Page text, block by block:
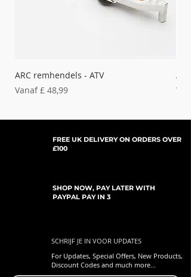
ARC remhendels - ATV
Vanaf£ 48,99
Verkoopprijs
FREE UK DELIVERY ON ORDERS OVER
£100
SHOP NOW, PAY LATER WITH
PAYPAL PAY IN 3
SCHRIJF JE IN VOOR UPDATES
For Updates, Special Offers, New Products,
Discount Codes and much more...